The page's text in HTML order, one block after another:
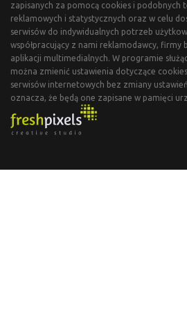
zapisanych za pomocą cookies i podobnych
reklamowych i statystycznych oraz w celu
serwisów do indywidualnych potrzeb
współpracujący z nami reklamodawcy, firmy
aplikacji multimedialnych. W programie
można zmienić ustawienia dotyczące
serwisów internetowych bez zmiany
oznacza, że będą one zapisane w pamięci